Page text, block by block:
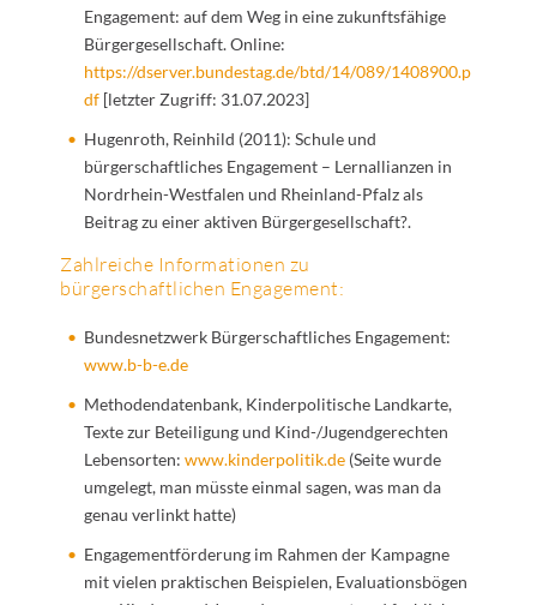
Engagement: auf dem Weg in eine zukunftsfähige
Bürgergesellschaft. Online:
https://dserver.bundestag.de/btd/14/089/1408900.p
df [letzter Zugriff: 31.07.2023]
Hugenroth, Reinhild (2011): Schule und
bürgerschaftliches Engagement – Lernallianzen in
Nordrhein-Westfalen und Rheinland-Pfalz als
Beitrag zu einer aktiven Bürgergesellschaft?.
Zahlreiche Informationen zu
bürgerschaftlichen Engagement:
Bundesnetzwerk Bürgerschaftliches Engagement:
www.b-b-e.de
Methodendatenbank, Kinderpolitische Landkarte,
Texte zur Beteiligung und Kind-/Jugendgerechten
Lebensorten: www.kinderpolitik.de (Seite wurde
umgelegt, man müsste einmal sagen, was man da
genau verlinkt hatte)
Engagementförderung im Rahmen der Kampagne
mit vielen praktischen Beispielen, Evaluationsbögen